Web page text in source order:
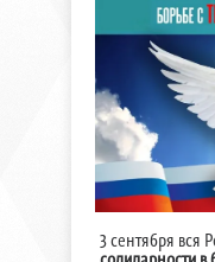
3 сентября вся